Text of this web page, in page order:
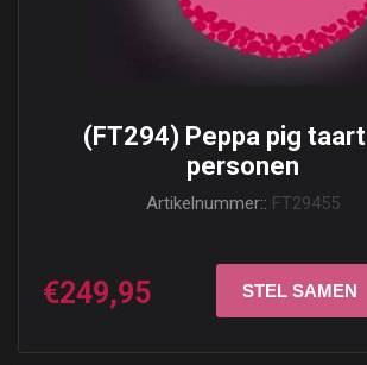
(FT294) Peppa pig
personen
Artikelnummer:: FT29455
€249,95